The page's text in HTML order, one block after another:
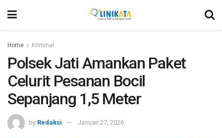
Home Kriminal
Polsek Jati Amankan Paket
Celurit Pesanan Bocil
Sepanjang 1,5 Meter
by Redaksi Januari 27, 2026